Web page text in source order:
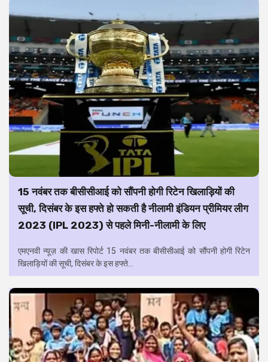
15 नवंबर तक बीसीसीआई को सौंपनी होगी रिटेन खिलाड़ियों की
सूची, दिसंबर के इस हफ्ते हो सकती है नीलामी इंडियन प्रीमियर लीग
2023 (IPL 2023) से पहले मिनी-नीलामी के लिए
एमएनवी न्यूज़ की खास रिपोर्ट 15 नवंबर तक बीसीसीआई को सौंपनी होगी रिटेन
खिलाड़ियों की सूची, दिसंबर के इस हफ्ते...